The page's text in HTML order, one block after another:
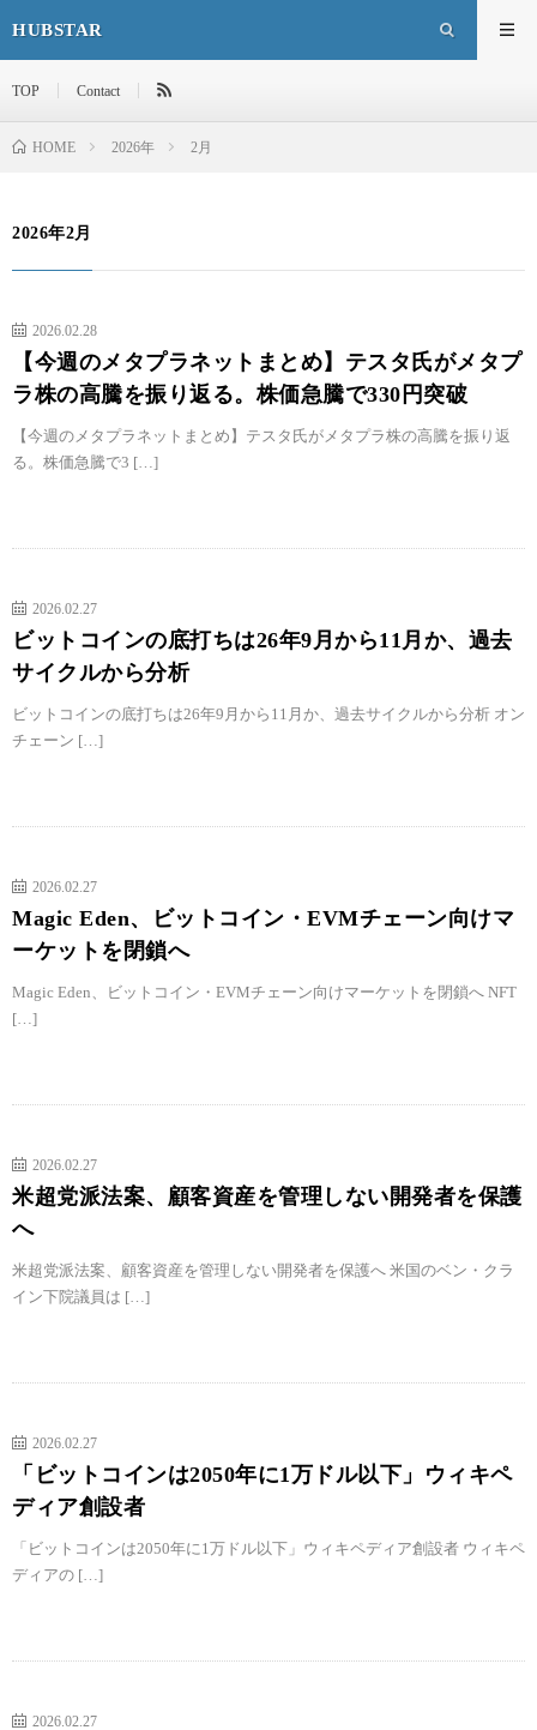
HUBSTAR
TOP Contact
HOME 2026年 2月
2026年2月
2026.02.28
【今週のメタプラネットまとめ】テスタ氏がメタプ
ラ株の高騰を振り返る。株価急騰で330円突破
【今週のメタプラネットまとめ】テスタ氏がメタプラ株の高騰を振り返
る。株価急騰で3 […]
2026.02.27
ビットコインの底打ちは26年9月から11月か、過去
サイクルから分析
ビットコインの底打ちは26年9月から11月か、過去サイクルから分析 オン
チェーン […]
2026.02.27
Magic Eden、ビットコイン・EVMチェーン向けマ
ーケットを閉鎖へ
Magic Eden、ビットコイン・EVMチェーン向けマーケットを閉鎖へ NFT
[…]
2026.02.27
米超党派法案、顧客資産を管理しない開発者を保護
へ
米超党派法案、顧客資産を管理しない開発者を保護へ 米国のベン・クラ
イン下院議員は […]
2026.02.27
「ビットコインは2050年に1万ドル以下」ウィキペ
ディア創設者
「ビットコインは2050年に1万ドル以下」ウィキペディア創設者 ウィキペ
ディアの […]
2026.02.27